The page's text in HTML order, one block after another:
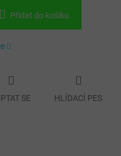
Přidat do košíku
SE HLÍDACÍ PES